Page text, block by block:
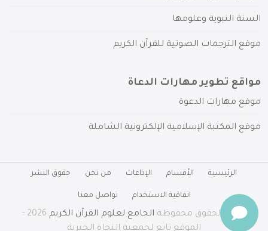
السنة النبوية وعلومها
موقع الترجمات الصوتية للقرآن الكريم
مواقع تطوير مهارات الدعاة
موقع مهارات الدعوة
موقع المكتبة الإسلامية الإلكترونية الشاملة
الرئيسية الأقسام الإذاعات من نحن حقوق النشر
اتفاقية الاستخدام تواصل معنا
جميع الحقوق محفوظة الجامع لعلوم القرآن الكريم
2026 -
الموقع تابع لجمعية النجاة الخيرية